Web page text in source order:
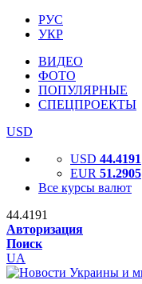
РУС
УКР
ВИДЕО
ФОТО
ПОПУЛЯРНЫЕ
СПЕЦПРОЕКТЫ
USD
USD 44.4191
EUR 51.2905
Все курсы валют
44.4191
Авторизация
Поиск
UA